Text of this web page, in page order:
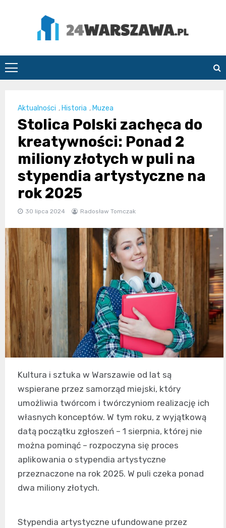
24Warszawa.pl
Aktualności , Historia , Muzea
Stolica Polski zachęca do
kreatywności: Ponad 2
miliony złotych w puli na
stypendia artystyczne na
rok 2025
30 lipca 2024 Radosław Tomczak
Kultura i sztuka w Warszawie od lat są
wspierane przez samorząd miejski, który
umożliwia twórcom i twórczyniom realizację ich
własnych konceptów. W tym roku, z wyjątkową
datą początku zgłoszeń – 1 sierpnia, której nie
można pominąć – rozpoczyna się proces
aplikowania o stypendia artystyczne
przeznaczone na rok 2025. W puli czeka ponad
dwa miliony złotych.
Stypendia artystyczne ufundowane przez